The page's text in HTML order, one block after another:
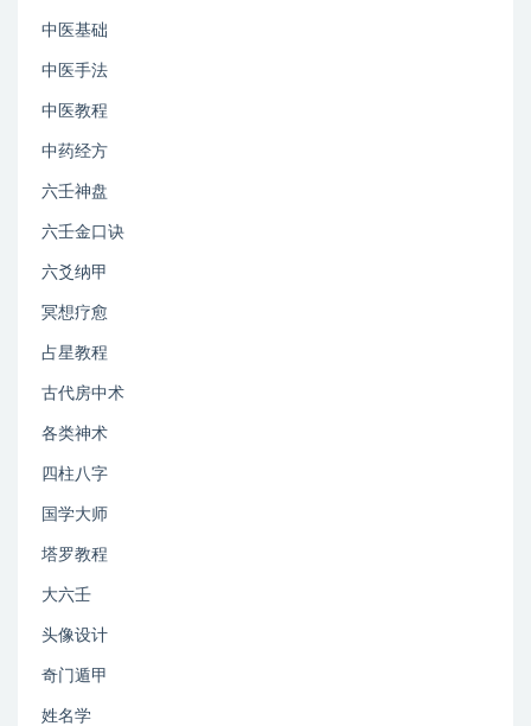
中医基础
中医手法
中医教程
中药经方
六壬神盘
六壬金口诀
六爻纳甲
冥想疗愈
占星教程
古代房中术
各类神术
四柱八字
国学大师
塔罗教程
大六壬
头像设计
奇门遁甲
姓名学